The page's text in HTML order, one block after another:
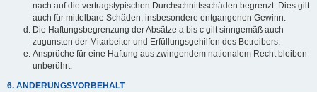
nach auf die vertragstypischen Durchschnittsschäden begrenzt. Dies gilt
auch für mittelbare Schäden, insbesondere entgangenen Gewinn.
Die Haftungsbegrenzung der Absätze a bis c gilt sinngemäß auch
zugunsten der Mitarbeiter und Erfüllungsgehilfen des Betreibers.
Ansprüche für eine Haftung aus zwingendem nationalem Recht bleiben
unberührt.
6. ÄNDERUNGSVORBEHALT